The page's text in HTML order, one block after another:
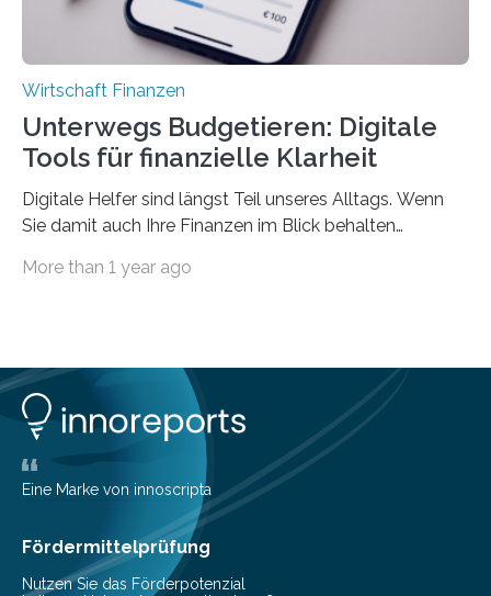
Wirtschaft Finanzen
Unterwegs Budgetieren: Digitale
Tools für finanzielle Klarheit
Digitale Helfer sind längst Teil unseres Alltags. Wenn
Sie damit auch Ihre Finanzen im Blick behalten
die genau das ermöglichen: Sie helfen Ihnen, Ausgaben
Lösungen interessieren. 1. Multibanking-Tools: Alle
Konten auf einen Blick Viele Banken bieten bereits in
ihrem Online-Banking eine Multibanking-Funktion an,
mit der sich Konten bei anderen Banken…
More than 1 year ago
Eine Marke von innoscripta
Fördermittelprüfung
Nutzen Sie das Förderpotenzial